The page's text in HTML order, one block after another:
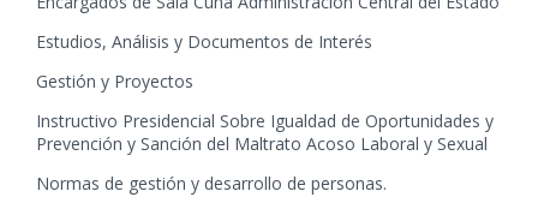
Estudios, Análisis y Documentos de Interés
Gestión y Proyectos
Instructivo Presidencial Sobre Igualdad de Oportunidades y
Prevención y Sanción del Maltrato Acoso Laboral y Sexual
Normas de gestión y desarrollo de personas.